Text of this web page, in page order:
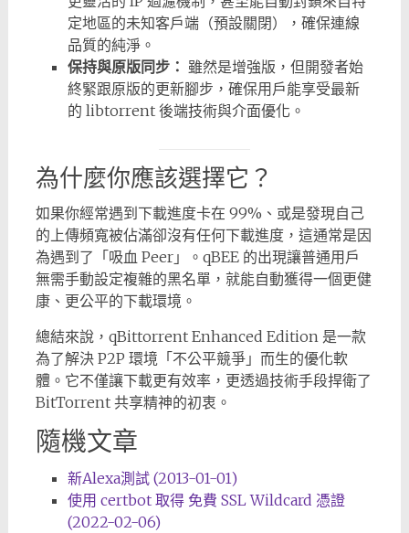
定地區的未知客戶端（預設關閉），確保連線
品質的純淨。
保持與原版同步： 雖然是增強版，但開發者始
終緊跟原版的更新腳步，確保用戶能享受最新
的 libtorrent 後端技術與介面優化。
為什麼你應該選擇它？
如果你經常遇到下載進度卡在 99%、或是發現自己
的上傳頻寬被佔滿卻沒有任何下載進度，這通常是因
為遇到了「吸血 Peer」。qBEE 的出現讓普通用戶
無需手動設定複雜的黑名單，就能自動獲得一個更健
康、更公平的下載環境。
總結來說，qBittorrent Enhanced Edition 是一款
為了解決 P2P 環境「不公平競爭」而生的優化軟
體。它不僅讓下載更有效率，更透過技術手段捍衛了
BitTorrent 共享精神的初衷。
隨機文章
新Alexa測試 (2013-01-01)
使用 certbot 取得 免費 SSL Wildcard 憑證
(2022-02-06)